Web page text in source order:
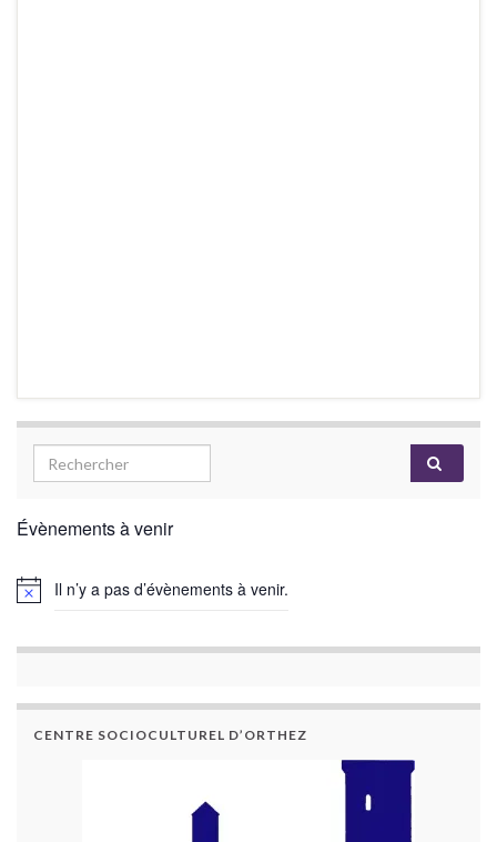
Évènements à venir
Il n’y a pas d’évènements à venir.
CENTRE SOCIOCULTUREL D’ORTHEZ